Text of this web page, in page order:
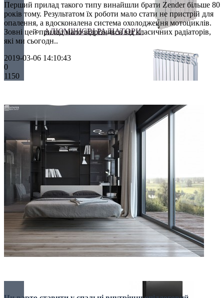
АЛЮМІНІЄВІ РАДІАТОРИ
БІМЕТАЛІЧНІ РАДІАТОРИ
Все для радіаторів
Дизайнерські
Перший прилад такого типу винайшли брати Zender більше 80
років тому. Результатом їх роботи мало стати не пристрій для
опалення, а вдосконалена система охолодження мотоциклів.
Зовні цей прилад мало відрізнявся від класичних радіаторів,
які ми сьогодн..
2019-03-06 14:10:43
0
1150